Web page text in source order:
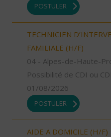
POSTULER
TECHNICIEN
FAMILIALE (H/F)
04 - Alpes-de-Haute-
Possibilité de CDI ou
01/08/2026
POSTULER
AIDE A DOMICILE (H/F)